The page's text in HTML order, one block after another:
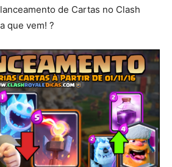
de Cartas no Clash
que vem! ?